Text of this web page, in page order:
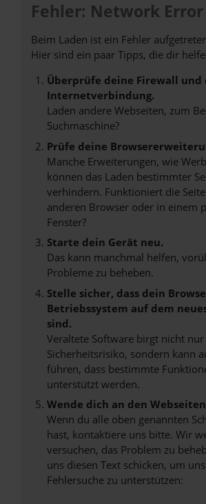
Fehler: Network Error
Beim Laden ist ein Fehler
Hier sind ein paar Tipps, die dir
Überprüfe deine Firewall und
Internetverbindung.
Laden andere Webseiten, zum
Suchmaschine?
Prüfe deine
Manche Erweiterungen, wie
können das Laden bestimmter
verhindern. Funktioniert die
anderen Browser oder in einem
Fenster?
Starte dein Gerät neu.
Das kann manchmal helfen,
Probleme zu beheben.
Stelle sicher, dass dein
Betriebssystem auf dem
sind.
Veraltete Software birgt nicht nur
Sicherheitsrisiko, sondern kann
führen, dass bestimmte
unterstützt werden.
Wende dich an den
Wenn du alle oben genannten
hast, kontaktiere uns bitte. Wir
versuchen, das Problem zu
uns diesen Text schicken, um
Fehlersuche zu unterstützen: